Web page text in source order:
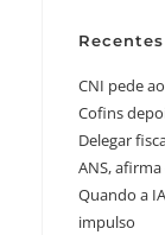
Recentes
CNI pede
Cofins
Delegar
ANS,
Quando a
impulso